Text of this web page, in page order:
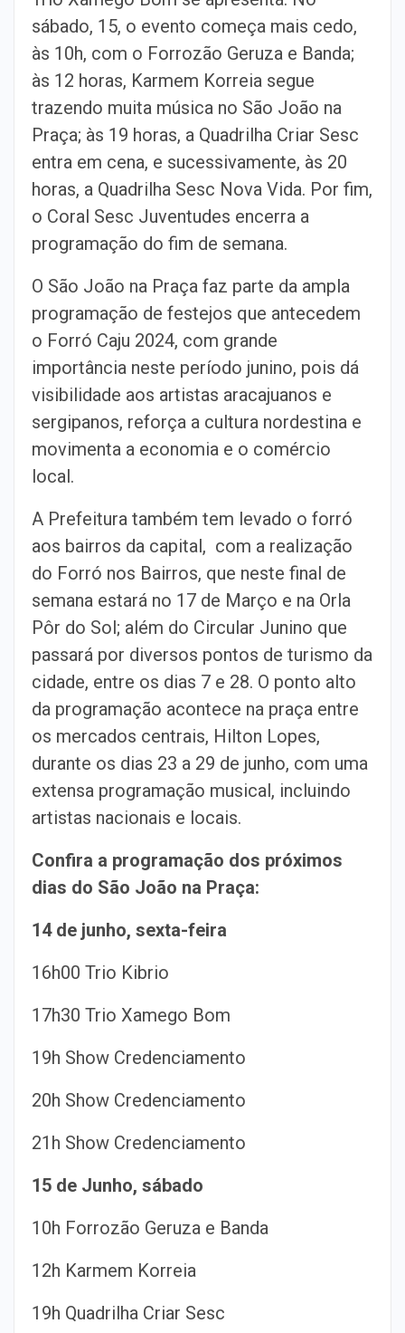
sábado, 15, o evento começa mais cedo,
às 10h, com o Forrozão Geruza e Banda;
às 12 horas, Karmem Korreia segue
trazendo muita música no São João na
Praça; às 19 horas, a Quadrilha Criar Sesc
entra em cena, e sucessivamente, às 20
horas, a Quadrilha Sesc Nova Vida. Por fim,
o Coral Sesc Juventudes encerra a
programação do fim de semana.
O São João na Praça faz parte da ampla
programação de festejos que antecedem
o Forró Caju 2024, com grande
importância neste período junino, pois dá
visibilidade aos artistas aracajuanos e
sergipanos, reforça a cultura nordestina e
movimenta a economia e o comércio
local.
A Prefeitura também tem levado o forró
aos bairros da capital, com a realização
do Forró nos Bairros, que neste final de
semana estará no 17 de Março e na Orla
Pôr do Sol; além do Circular Junino que
passará por diversos pontos de turismo da
cidade, entre os dias 7 e 28. O ponto alto
da programação acontece na praça entre
os mercados centrais, Hilton Lopes,
durante os dias 23 a 29 de junho, com uma
extensa programação musical, incluindo
artistas nacionais e locais.
Confira a programação dos próximos
dias do São João na Praça:
14 de junho, sexta-feira
16h00 Trio Kibrio
17h30 Trio Xamego Bom
19h Show Credenciamento
20h Show Credenciamento
21h Show Credenciamento
15 de Junho, sábado
10h Forrozão Geruza e Banda
12h Karmem Korreia
19h Quadrilha Criar Sesc